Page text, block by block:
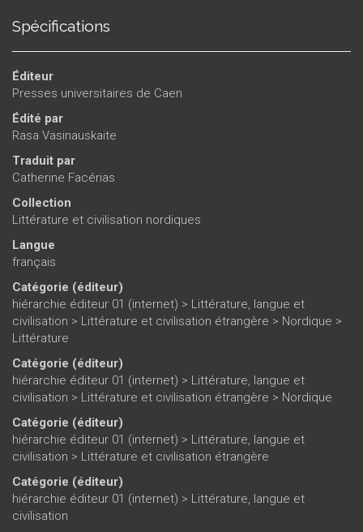
Spécifications
Éditeur
Presses universitaires de Caen
Édité par
Rasa Vasinauskaite
Traduit par
Catherine Facérias
Collection
Littérature et civilisation nordiques
Langue
français
Catégorie (éditeur)
hiérarchie éditeur 01 (internet) > Littérature, langue et
civilisation > Littérature et civilisation étrangère > Nordique >
Littérature
Catégorie (éditeur)
hiérarchie éditeur 01 (internet) > Littérature, langue et
civilisation > Littérature et civilisation étrangère > Nordique
Catégorie (éditeur)
hiérarchie éditeur 01 (internet) > Littérature, langue et
civilisation > Littérature et civilisation étrangère
Catégorie (éditeur)
hiérarchie éditeur 01 (internet) > Littérature, langue et
civilisation